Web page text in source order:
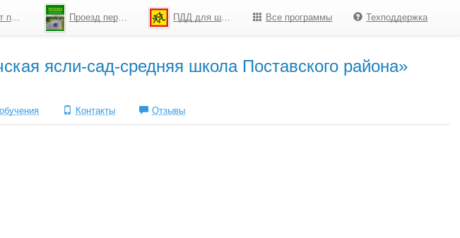
Проезд перекрестков ПДД для школьников Все программы Техподдержка
ясли-сад-средняя школа Поставского района»
Контакты Отзывы